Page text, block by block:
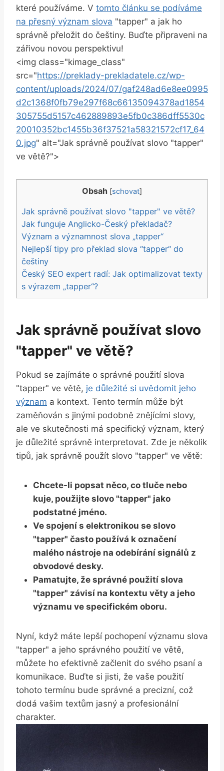
které používáme. V tomto článku⁤ se podíváme
na přesný význam slova "tapper" a jak ho
správně přeložit do češtiny. Buďte připraveni na
‌zářivou novou perspektivu!
<img class="kimage_class"
src="https://preklady-prekladatele.cz/wp-
content/uploads/2024/07/gaf248ad6e8ee0995
d2c1368f0fb79e297f68c66135094378ad1854
305755d5157c462889893e5fb0c386dff5530c
20010352bc1455b36f37521a58321572cf17_64
0.jpg" ‍alt="Jak správně používat slovo "tapper"
ve větě?">
Obsah [schovat]
Jak správně používat slovo "tapper" ve větě?
Jak funguje Anglicko-Český překladač?
Význam a‍ významnost ⁢slova „tapper“
Nejlepší tipy pro překlad slova ⁢“tapper“ do
češtiny
Český ​SEO expert radí: Jak optimalizovat texty
s výrazem „tapper“?
Jak správně používat slovo
"tapper" ve větě?
Pokud se zajímáte o správné použití slova
"tapper" ve větě, je důležité⁤ si uvědomit jeho
význam a kontext. Tento termín může být
zaměňován s ⁢jinými podobně⁤ znějícími slovy,
ale ve skutečnosti má specifický význam, který
je důležité správně interpretovat. Zde je několik
tipů, jak správně použít slovo "tapper" ve větě:
Chcete-li⁤ popsat něco, co tluče nebo
kuje,​ použijte slovo "tapper" jako
podstatné jméno.
Ve spojení​ s elektronikou se⁣ slovo
"tapper" často používá k označení
malého nástroje na odebírání signálů z
obvodové desky.
Pamatujte, že správné použití slova
"tapper" závisí na kontextu věty a jeho
významu ve specifickém oboru.
Nyní, když máte lepší pochopení významu slova
"tapper" a jeho správného použití ve větě,
můžete ho efektivně začlenit‍ do svého psaní a
komunikace. Buďte si jisti, že vaše použití
tohoto termínu bude správné‌ a precizní,⁤ což⁤
dodá vašim textům jasný a profesionální
charakter.